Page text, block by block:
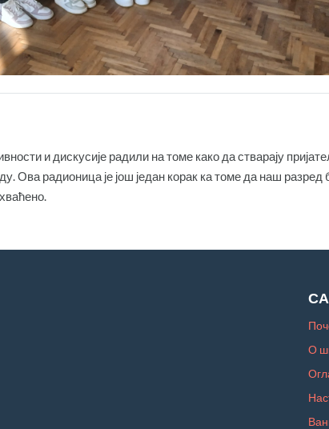
и дискусије радили на томе како да стварају
Ова радионица је још један корак ка томе да наш разред
О